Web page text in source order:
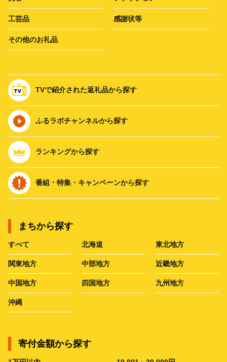
工芸品 感謝状等
その他のお礼品
TVで紹介された返礼品から探す
ふるラボチャンネルから探す
ランキングから探す
番組・特集・キャンペーンから探す
まちから探す
すべて 北海道 東北地方
関東地方 中部地方 近畿地方
中国地方 四国地方 九州地方
沖縄
寄付金額から探す